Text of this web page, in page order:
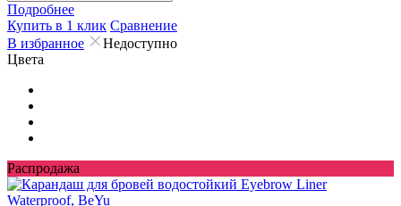
Подробнее
Купить в 1 клик Сравнение
В избранное
Недоступно
Цвета
Распродажа